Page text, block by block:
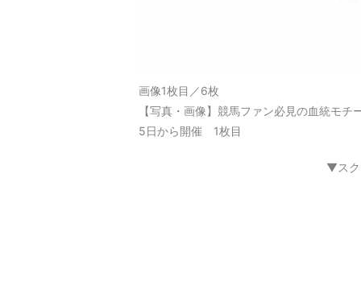
画像1枚目／6枚
【写真・画像】競馬ファン必見の血統モ
5日から開催 1枚目
▼スク